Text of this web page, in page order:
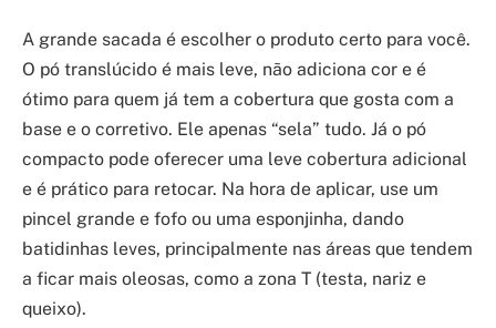
A grande sacada é escolher o produto certo para você.
O pó translúcido é mais leve, não adiciona cor e é
ótimo para quem já tem a cobertura que gosta com a
base e o corretivo. Ele apenas “sela” tudo. Já o pó
compacto pode oferecer uma leve cobertura adicional
e é prático para retocar. Na hora de aplicar, use um
pincel grande e fofo ou uma esponjinha, dando
batidinhas leves, principalmente nas áreas que tendem
a ficar mais oleosas, como a zona T (testa, nariz e
queixo).